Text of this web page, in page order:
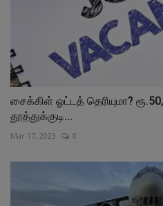
சைக்கிள் ஓட்டத் தெரியுமா?
தூத்துக்குடி...
Mar 17, 2023 0